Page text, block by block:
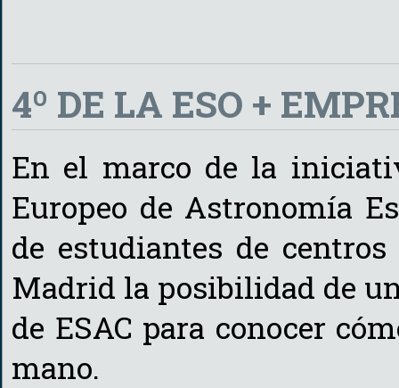
4º DE LA ESO +
En el marco de la
Europeo de Astronomía
de estudiantes de
Madrid la posibilidad de
de ESAC para conocer
mano.